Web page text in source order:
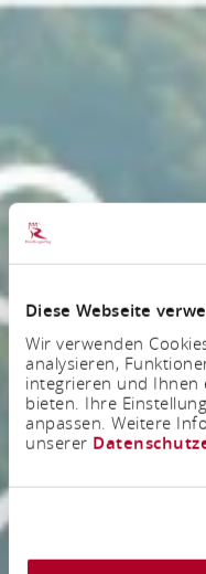
Diese Webseite
Wir verwenden
analysieren,
integrieren und Ihnen
bieten. Ihre
anpassen. Weitere
unserer